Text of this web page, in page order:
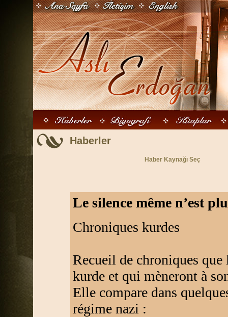
Haberler
Haber Kaynağı Seç
Le silence même n’est
Chroniques kurdes
Recueil de chroniques
kurde et qui mèneront à
Elle compare dans
régime nazi :